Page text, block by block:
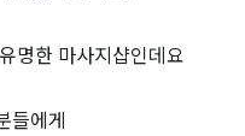
명한 마사지샵인데요
들에게